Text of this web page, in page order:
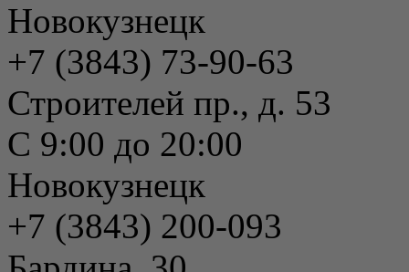
Новокузнецк
+7 (3843) 73-90-63
Строителей пр., д. 53
С 9:00 до 20:00
Новокузнецк
+7 (3843) 200-093